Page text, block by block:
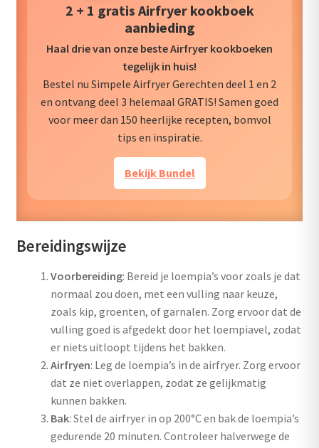
2 + 1 gratis Airfryer kookboek
aanbieding
Haal drie van onze beste Airfryer kookboeken
tegelijk in huis!
Bestel nu Simpele Airfryer Gerechten deel 1 en 2
en ontvang deel 3 helemaal GRATIS! Samen goed
voor meer dan 150 heerlijke recepten, bomvol
tips en inspiratie.
Bekijk Bundel
Bereidingswijze
Voorbereiding: Bereid je loempia’s voor zoals je dat
normaal zou doen, met een vulling naar keuze,
zoals kip, groenten, of garnalen. Zorg ervoor dat de
vulling goed is afgedekt door het loempiavel, zodat
er niets uitloopt tijdens het bakken.
Airfryen: Leg de loempia’s in de airfryer. Zorg ervoor
dat ze niet overlappen, zodat ze gelijkmatig
kunnen bakken.
Bak: Stel de airfryer in op 200°C en bak de loempia’s
gedurende 20 minuten. Controleer halverwege de